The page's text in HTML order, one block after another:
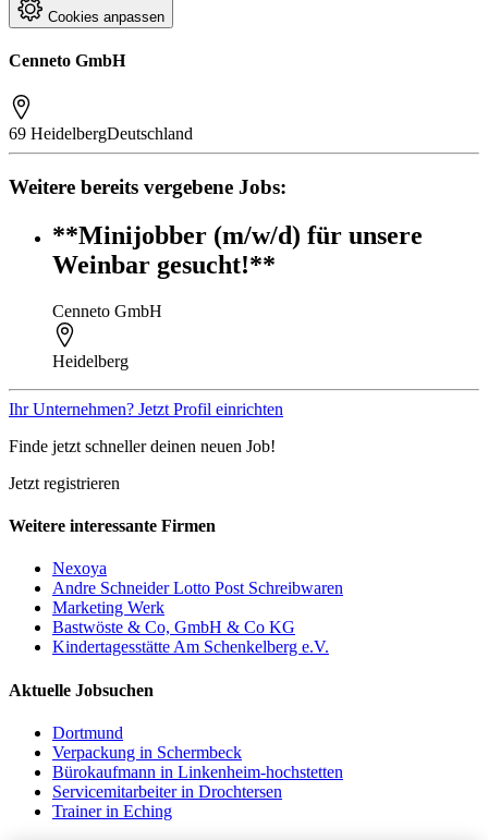
Cookies anpassen
Cenneto GmbH
69 HeidelbergDeutschland
Weitere bereits vergebene Jobs:
**Minijobber (m/w/d) für unsere
Weinbar gesucht!**
Cenneto GmbH
Heidelberg
Ihr Unternehmen? Jetzt Profil einrichten
Finde jetzt schneller deinen neuen Job!
Jetzt registrieren
Weitere interessante Firmen
Nexoya
Andre Schneider Lotto Post Schreibwaren
Marketing Werk
Bastwöste & Co, GmbH & Co KG
Kindertagesstätte Am Schenkelberg e.V.
Aktuelle Jobsuchen
Dortmund
Verpackung in Schermbeck
Bürokaufmann in Linkenheim-hochstetten
Servicemitarbeiter in Drochtersen
Trainer in Eching